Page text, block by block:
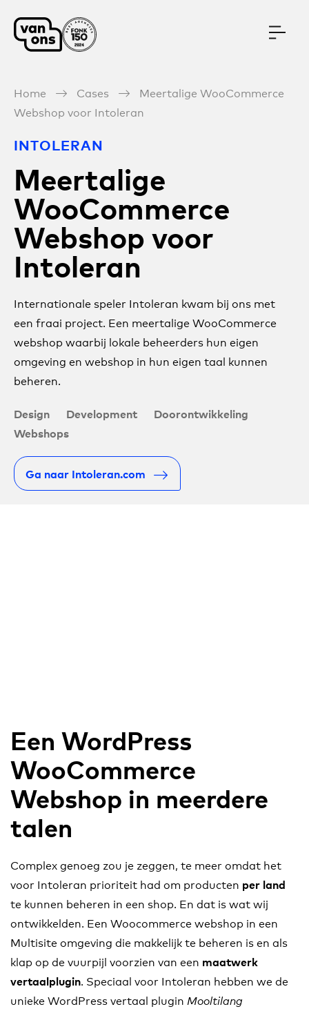
Home Cases
Meertalige WooCommerce
Webshop voor Intoleran
INTOLERAN
Meertalige
WooCommerce
Webshop voor
Intoleran
Internationale speler Intoleran kwam bij ons met
een fraai project. Een meertalige WooCommerce
webshop waarbij lokale beheerders hun eigen
omgeving en webshop in hun eigen taal kunnen
beheren.
Design Development
Doorontwikkeling
Webshops
Ga naar Intoleran.com
Een WordPress
WooCommerce
Webshop in meerdere
talen
Complex genoeg zou je zeggen, te meer omdat het
voor Intoleran prioriteit had om producten per land
te kunnen beheren in een shop. En dat is wat wij
ontwikkelden. Een Woocommerce webshop in een
Multisite omgeving die makkelijk te beheren is en als
klap op de vuurpijl voorzien van een maatwerk
vertaalplugin. Speciaal voor Intoleran hebben we de
unieke WordPress vertaal plugin Mooltilang